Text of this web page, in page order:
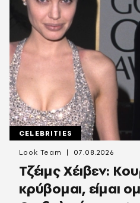
CELEBRITIES
Τζέιμς Χέιβεν:
κρύβομαι, είμαι
Look Team 07.08.2026